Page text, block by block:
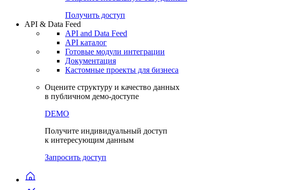
Попробуйте7-дневный
Откройте глобальную базу данных
Получить доступ
API & Data Feed
API and Data Feed
API каталог
Документация
Кастомные проекты для бизнеса
Оцените структуру и качество данных
в публичном демо-доступе
DEMO
Получите индивидуальный доступ